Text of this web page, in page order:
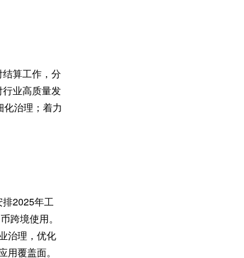
算工作，分
业高质量发
化治理；着力
2025年工
跨境使用。
治理，优化
覆盖面。